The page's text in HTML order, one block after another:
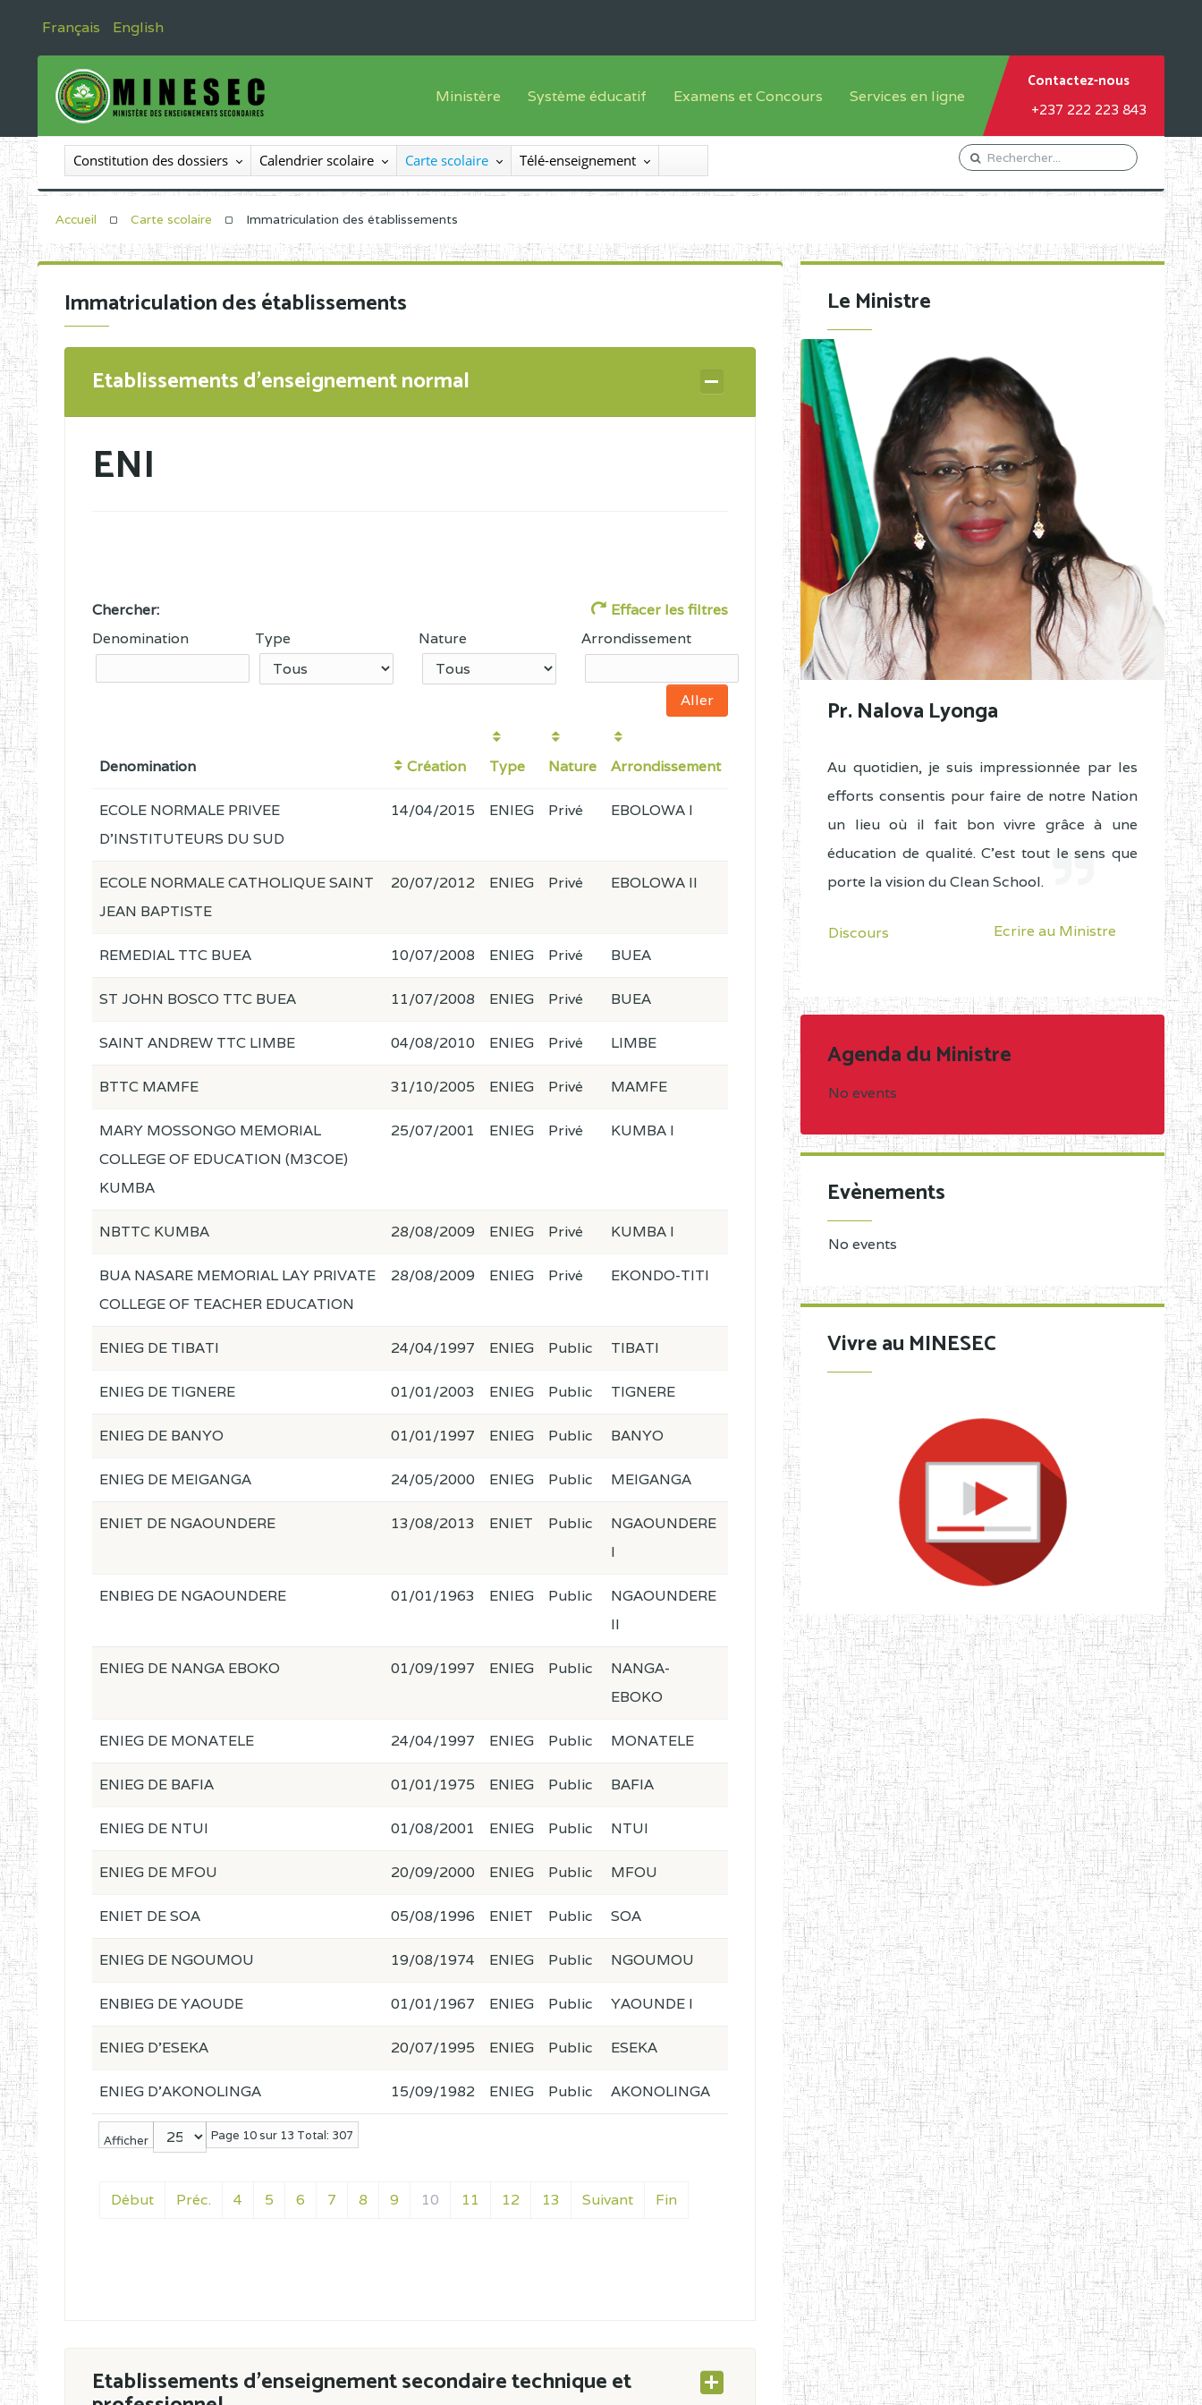
Français English
Ministère
Le Ministre
Le SEESEN
Inspection Générale des Enseignements
Organigramme
Système éducatif
Offre de formation
Sous système francophone
Progammes d'études
Examens et Concours
Inscriptions
Liste des candidats
Diplômes disponibles
Services en ligne
Orientation Conseil
Gestion du Personnel
Demande de subvention
Contactez-nous
+237 222 223 843
Constitution des dossiers Calendrier scolaire Carte scolaire Télé-enseignement
Accueil Carte scolaire Immatriculation des établissements
Immatriculation des établissements
Etablissements d'enseignement normal
ENI
Chercher:
Effacer les filtres
Denomination
Type Nature Arrondissement
Denomination Création Type Nature Arrondissement
Afficher Page 10 sur 13 Total: 307
Début Préc. 4 5 6 7 8 9 10 11 12 13 Suivant Fin
ECOLE NORMALE PRIVEE
D'INSTITUTEURS DU SUD
14/04/2015 ENIEG Privé EBOLOWA I
ECOLE NORMALE CATHOLIQUE SAINT
JEAN BAPTISTE
20/07/2012 ENIEG Privé EBOLOWA II
REMEDIAL TTC BUEA 10/07/2008 ENIEG Privé BUEA
ST JOHN BOSCO TTC BUEA 11/07/2008 ENIEG Privé BUEA
SAINT ANDREW TTC LIMBE 04/08/2010 ENIEG Privé LIMBE
BTTC MAMFE 31/10/2005 ENIEG Privé MAMFE
MARY MOSSONGO MEMORIAL
COLLEGE OF EDUCATION (M3COE)
KUMBA
25/07/2001 ENIEG Privé KUMBA I
NBTTC KUMBA 28/08/2009 ENIEG Privé KUMBA I
BUA NASARE MEMORIAL LAY PRIVATE
COLLEGE OF TEACHER EDUCATION
28/08/2009 ENIEG Privé EKONDO-TITI
ENIEG DE TIBATI 24/04/1997 ENIEG Public TIBATI
ENIEG DE TIGNERE 01/01/2003 ENIEG Public TIGNERE
ENIEG DE BANYO 01/01/1997 ENIEG Public BANYO
ENIEG DE MEIGANGA 24/05/2000 ENIEG Public MEIGANGA
ENIET DE NGAOUNDERE 13/08/2013 ENIET Public
NGAOUNDERE
I
ENBIEG DE NGAOUNDERE 01/01/1963 ENIEG Public
NGAOUNDERE
II
ENIEG DE NANGA EBOKO 01/09/1997 ENIEG Public
NANGA-
EBOKO
ENIEG DE MONATELE 24/04/1997 ENIEG Public MONATELE
ENIEG DE BAFIA 01/01/1975 ENIEG Public BAFIA
ENIEG DE NTUI 01/08/2001 ENIEG Public NTUI
ENIEG DE MFOU 20/09/2000 ENIEG Public MFOU
ENIET DE SOA 05/08/1996 ENIET Public SOA
ENIEG DE NGOUMOU 19/08/1974 ENIEG Public NGOUMOU
ENBIEG DE YAOUDE 01/01/1967 ENIEG Public YAOUNDE I
ENIEG D'ESEKA 20/07/1995 ENIEG Public ESEKA
ENIEG D'AKONOLINGA 15/09/1982 ENIEG Public AKONOLINGA
Etablissements d'enseignement secondaire technique et
Le Ministre
Pr. Nalova Lyonga
Au quotidien, je suis impressionnée par les
efforts consentis pour faire de notre Nation
un lieu où il fait bon vivre grâce à une
éducation de qualité. C'est tout le sens que
porte la vision du Clean School.
Discours Ecrire au Ministre
Agenda du Ministre
No events
Evènements
No events
Vivre au MINESEC